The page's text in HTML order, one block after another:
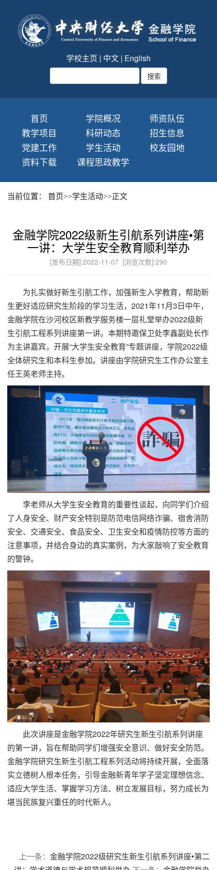
学校主页 | 中文 | English
首页 学院概况
师资队伍
教学项目
科研动态
招生信息
党建工作
学生活动
校友园地
资料下载
课程思政教学
当前位置： 首页>>学生活动>>正文
金融学院2022级新生引航系列讲座•第
一讲：大学生安全教育顺利举办
[发布日期]:2022-11-07 [浏览次数]:290
为扎实做好新生引航工作，加强新生入学教育，帮助新
生更好适应研究生阶段的学习生活，2021年11月3日中午，
金融学院在沙河校区新教学服务楼一层礼堂举办2022级新
生引航工程系列讲座第一讲。本期特邀保卫处李鑫副处长作
为主讲嘉宾，开展“大学生安全教育”专题讲座，学院2022级
全体研究生和本科生参加。讲座由学院研究生工作办公室主
任王英老师主持。
李老师从大学生安全教育的重要性谈起，向同学们介绍
了人身安全、财产安全特别是防范电信网络诈骗、宿舍消防
安全、交通安全、食品安全、卫生安全和疫情防控等方面的
注意事项，并结合身边的真实案例，为大家敲响了安全教育
的警钟。
此次讲座是金融学院2022年研究生新生引航系列讲座
的第一讲，旨在帮助同学们增强安全意识、做好安全防范。
金融学院研究生新生引航工程系列活动将持续开展，全面落
实立德树人根本任务，引导金融新青年学子坚定理想信念、
适应大学生活、掌握学习方法、树立发展目标，努力成长为
堪当民族复兴重任的时代新人。
上一条： 金融学院2022级研究生新生引航系列讲座•第二